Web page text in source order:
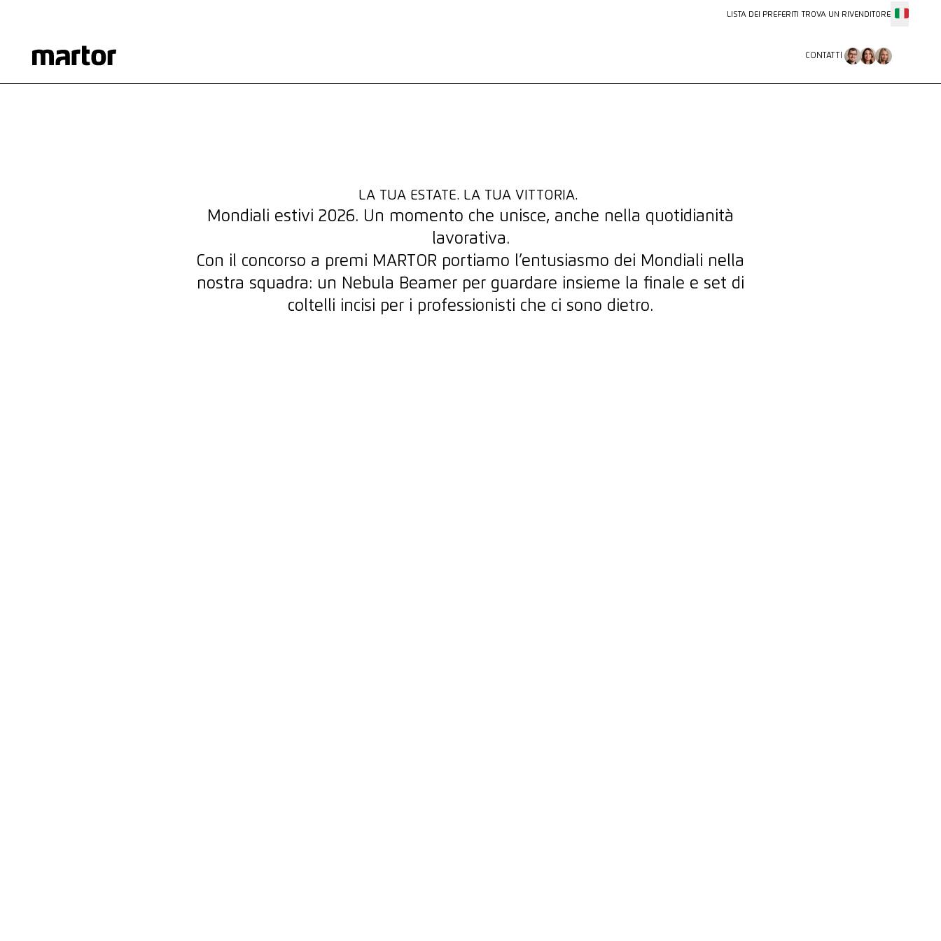
LISTA DEI PREFERITI TROVA UN RIVENDITORE
CONTATTI
IL TUO STRUMENTO.
Mentre i Mondiali celebrano le loro star, noi rendiamo omaggio a chi dà il massimo.
LA TUA ESTATE. LA TUA VITTORIA.
Mondiali estivi 2026. Un momento che unisce, anche nella quotidianità
lavorativa.
Con il concorso a premi MARTOR portiamo l’entusiasmo dei Mondiali nella
nostra squadra: un Nebula Beamer per guardare insieme la finale e set di
coltelli incisi per i professionisti che ci sono dietro.